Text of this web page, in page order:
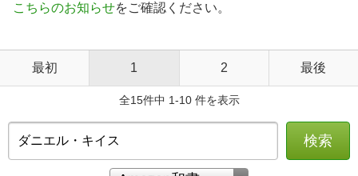
こちらのお知らせをご確認ください。
最初 1 2 最後
全15件中 1-10 件を表示
検索